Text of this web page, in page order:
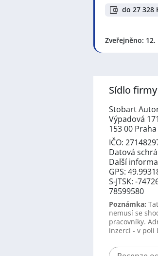
do 27 328
Zveřejněno: 12.
Sídlo firmy
Stobart
Výpadová
153 00 Praha
IČO:
Datová
Další
GPS:
S-JTSK: -
78599580
Poznámka:
nemusí se
pracovníky.
inzerci - v poli